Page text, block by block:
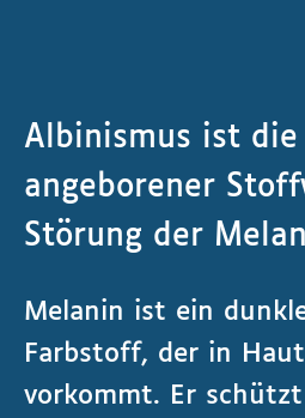
Albinismus ist die
angeborener
Störung der
Melanin ist ein
Farbstoff, der in
vorkommt. Er